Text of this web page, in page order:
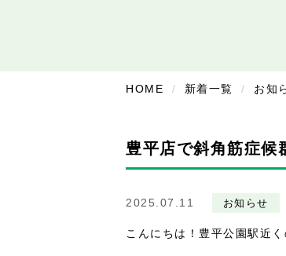
HOME 新着一覧 お知
豊平店で斜角筋症候
2025.07.11 お知らせ
こんにちは！豊平公園駅近く